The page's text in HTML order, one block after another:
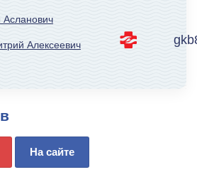
Асланович
Алексеевич
На сайте